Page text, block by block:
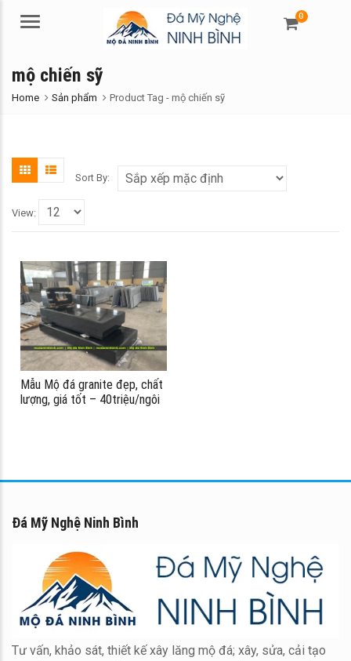
Menu
0
mộ chiến sỹ
Home Sản phẩm Product Tag - mộ chiến sỹ
Sort By:
View:
Mẫu Mộ đá granite đẹp, chất
lượng, giá tốt – 40triệu/ngôi
Đá Mỹ Nghệ Ninh Bình
Tư vấn, khảo sát, thiết kế xây lăng mộ đá; xây, sửa, cải tạo